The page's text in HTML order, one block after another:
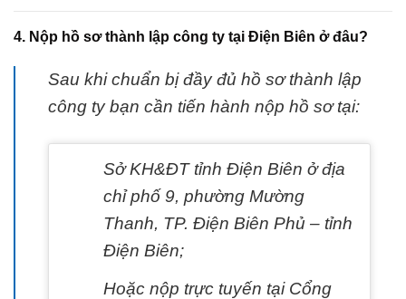
4. Nộp hồ sơ thành lập công ty tại Điện Biên ở đâu?
Sau khi chuẩn bị đầy đủ hồ sơ thành lập
công ty bạn cần tiến hành nộp hồ sơ tại:
Sở KH&ĐT tỉnh Điện Biên ở địa
chỉ phố 9, phường Mường
Thanh, TP. Điện Biên Phủ – tỉnh
Điện Biên;
Hoặc nộp trực tuyến tại Cổng